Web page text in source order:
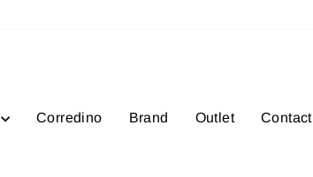
Corredino Brand Outlet Contact